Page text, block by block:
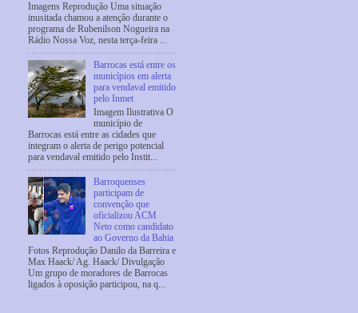
Imagens Reprodução Uma situação
inusitada chamou a atenção durante o
programa de Rubenilson Nogueira na
Rádio Nossa Voz, nesta terça-feira ...
Barrocas está entre os
municípios em alerta
para vendaval emitido
pelo Inmet
Imagem Ilustrativa O
município de
Barrocas está entre as cidades que
integram o alerta de perigo potencial
para vendaval emitido pelo Instit...
Barroquenses
participam de
convenção que
oficializou ACM
Neto como candidato
ao Governo da Bahia
Fotos Reprodução Danilo da Barreira e
Max Haack/ Ag. Haack/ Divulgação
Um grupo de moradores de Barrocas
ligados à oposição participou, na q...